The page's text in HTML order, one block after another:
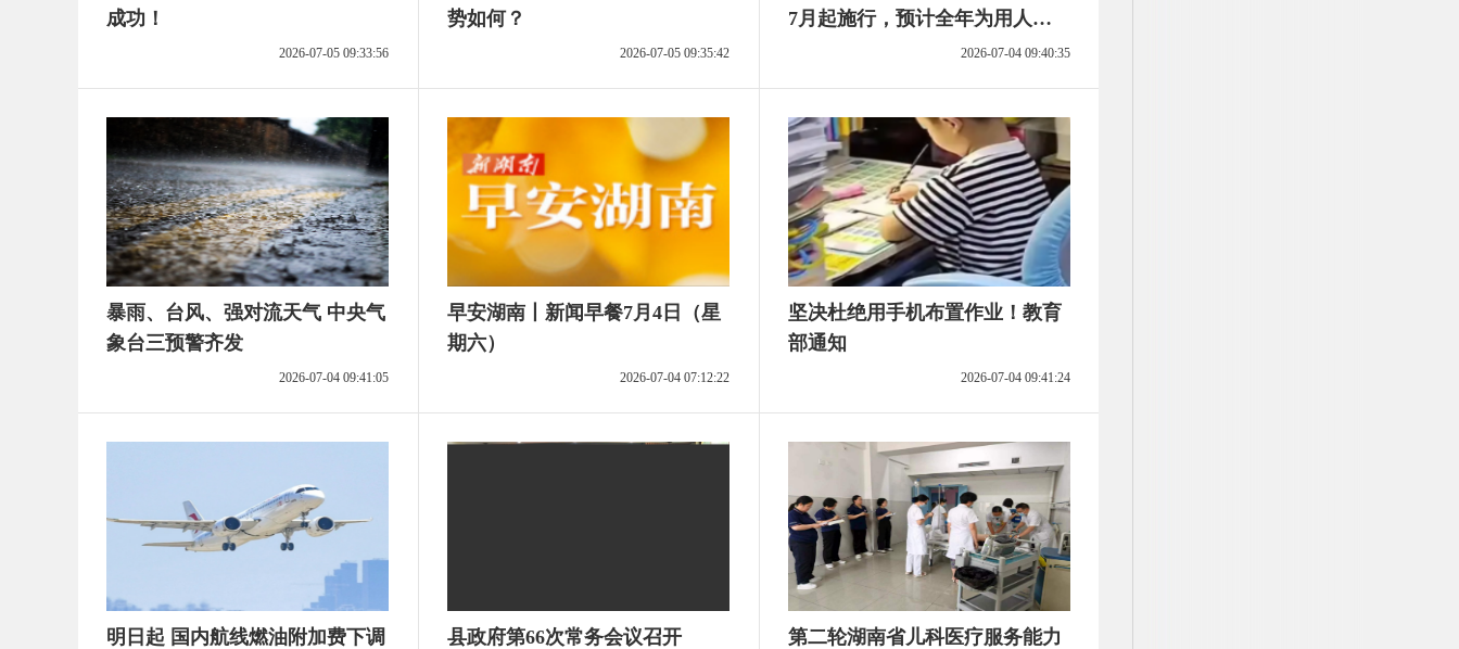
成功！
2026-07-05 09:33:56
势如何？
2026-07-05 09:35:42
7月起施行，预计全年为用人单
2026-07-04 09:40:35
暴雨、台风、强对流天气 中央气
象台三预警齐发
2026-07-04 09:41:05
早安湖南丨新闻早餐7月4日（星
期六）
2026-07-04 07:12:22
坚决杜绝用手机布置作业！教育
部通知
2026-07-04 09:41:24
明日起 国内航线燃油附加费下调 县政府第66次常务会议召开
第二轮湖南省儿科医疗服务能力